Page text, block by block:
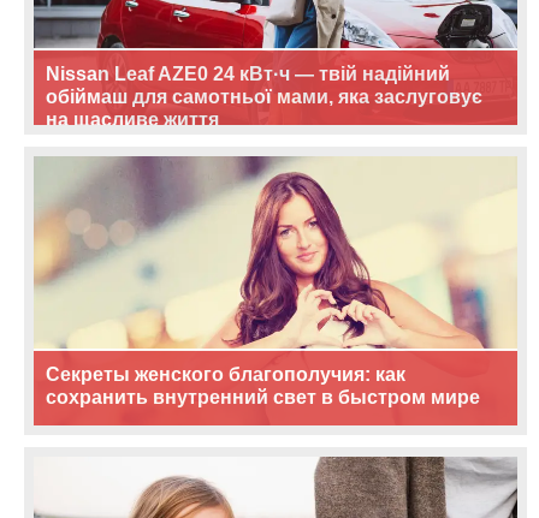
Nissan Leaf AZE0 24 кВт·ч — твій надійний
обіймаш для самотньої мами, яка заслуговує
на щасливе життя
Секреты женского благополучия: как
сохранить внутренний свет в быстром мире